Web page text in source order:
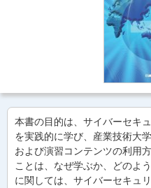
本書の目的は、サイバーセキ
を実践的に学び、産業技術大
および演習コンテンツの利用
ことは、なぜ学ぶか、どのよ
に関しては、サイバーセキュ